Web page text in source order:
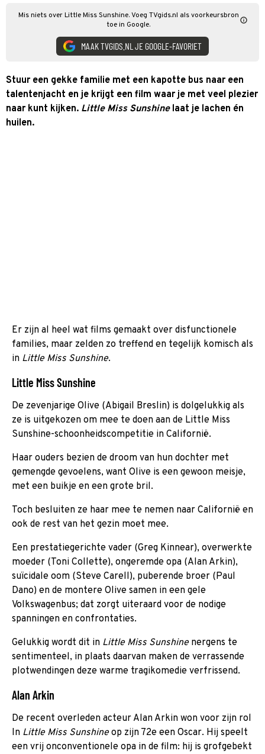
Mis niets over Little Miss Sunshine. Voeg TVgids.nl als voorkeursbron
toe in Google.
MAAK TVGIDS.NL JE GOOGLE-FAVORIET
Stuur een gekke familie met een kapotte bus naar een
talentenjacht en je krijgt een film waar je met veel plezier
naar kunt kijken. Little Miss Sunshine laat je lachen én
huilen.
Er zijn al heel wat films gemaakt over disfunctionele
families, maar zelden zo treffend en tegelijk komisch als
in Little Miss Sunshine.
Little Miss Sunshine
De zevenjarige Olive (Abigail Breslin) is dolgelukkig als
ze is uitgekozen om mee te doen aan de Little Miss
Sunshine-schoonheidscompetitie in Californië.
Haar ouders bezien de droom van hun dochter met
gemengde gevoelens, want Olive is een gewoon meisje,
met een buikje en een grote bril.
Toch besluiten ze haar mee te nemen naar Californië en
ook de rest van het gezin moet mee.
Een prestatiegerichte vader (Greg Kinnear), overwerkte
moeder (Toni Collette), ongeremde opa (Alan Arkin),
suïcidale oom (Steve Carell), puberende broer (Paul
Dano) en de montere Olive samen in een gele
Volkswagenbus; dat zorgt uiteraard voor de nodige
spanningen en confrontaties.
Gelukkig wordt dit in Little Miss Sunshinenergens te
sentimenteel, in plaats daarvan maken de verrassende
plotwendingen deze warme tragikomedie verfrissend.
Alan Arkin
De recent overleden acteur Alan Arkin won voor zijn rol
In Little Miss Sunshineop zijn 72e een Oscar. Hij speelt
een vrij onconventionele opa in de film: hij is grofgebekt